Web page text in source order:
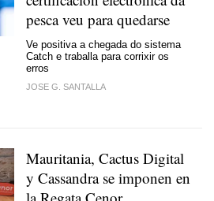
pesca veu para quedarse
Ve positiva a chegada do sistema
Catch e traballa para corrixir os
erros
JOSE G. SANTALLA
Mauritania, Cactus Digital
y Cassandra se imponen en
la Regata Cenor